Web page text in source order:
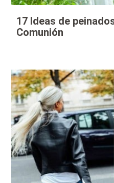
17 Ideas de
Comunión